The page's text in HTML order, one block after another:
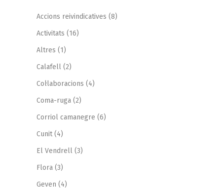
Accions reivindicatives (8)
Activitats (16)
Altres (1)
Calafell (2)
Col·laboracions (4)
Coma-ruga (2)
Corriol camanegre (6)
Cunit(4)
El Vendrell (3)
Flora (3)
Geven (4)